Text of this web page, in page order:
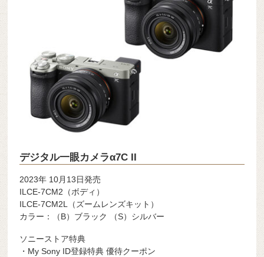
デジタル一眼カメラα7C II
2023年 10月13日発売
ILCE-7CM2 （ボディ）
ILCE-7CM2L （ズームレンズキット）
カラー：（B）ブラック （S）シルバー
ソニーストア特典
・My Sony ID登録特典 優待クーポン